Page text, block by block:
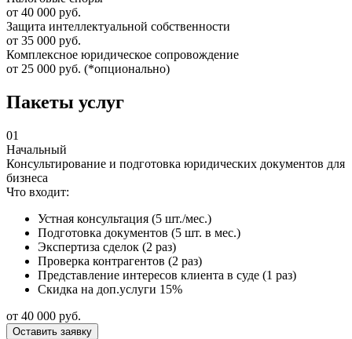
от 40 000 руб.
Защита интеллектуальной собственности
от 35 000 руб.
Комплексное юридическое сопровождение
от 25 000 руб. (*опционально)
Пакеты услуг
01
Начальный
Консультирование и подготовка юридических документов для
бизнеса
Что входит:
Устная консультация (5 шт./мес.)
Подготовка документов (5 шт. в мес.)
Экспертиза сделок (2 раз)
Проверка контрагентов (2 раз)
Представление интересов клиента в суде (1 раз)
Скидка на доп.услуги 15%
от 40 000 руб.
Оставить заявку